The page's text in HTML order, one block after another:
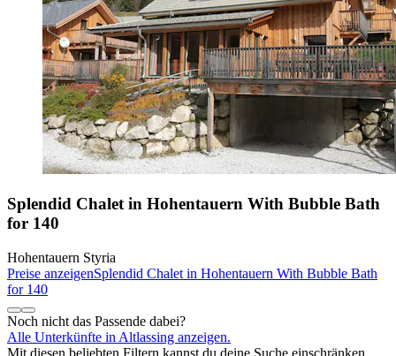
Splendid Chalet in Hohentauern With Bubble Bath
for 140
Hohentauern Styria
Preise anzeigenSplendid Chalet in Hohentauern With Bubble Bath
for 140
Noch nicht das Passende dabei?
Alle Unterkünfte in Altlassing anzeigen.
Mit diesen beliebten Filtern kannst du deine Suche einschränken.